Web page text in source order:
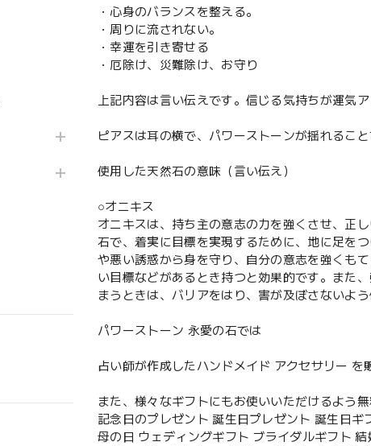
・心身のバランスを整える。
・周りに流されない。
・幸運を引き寄せる
・厄除け、災難除け、お守り
上記内容は言い伝えです。信じる気持ちが運気
ピアスは耳の横で、パワーストーンが揺れるこ
使用した天然石の意味（言い伝え）
○オニキス
オニキスは、持ち主の意志の力を強くさせ、正
石で、着実に目標を実現するために、地に足を
や悪い誘惑から身を守り、自分の意志を強くも
い目標などがあるとき持つと効果的です。また
まうときは、バリアをはり、害が及ぼさないよ
パワーストーン 永愛の石では
占い師が作成したハンドメイド アクセサリー を
また、様々なギフトにもお使いいただけるよう
記念日のプレゼント 誕生日プレゼント 誕生日
母の日 ウェディングギフト ブライダルギフト